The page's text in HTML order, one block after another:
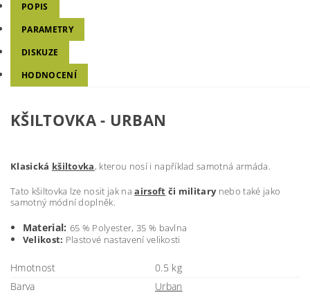
POPIS
PARAMETRY
DISKUZE
HODNOCENÍ
KŠILTOVKA - URBAN
Klasická kšiltovka, kterou nosí i například samotná armáda.
Tato kšiltovka lze nosit jak naairsoft či militarynebo také jako
samotný módní doplněk.
Material: 65 % Polyester, 35 % bavlna
Velikost: Plastové nastavení velikosti
Hmotnost
0.5 kg
Barva
Urban